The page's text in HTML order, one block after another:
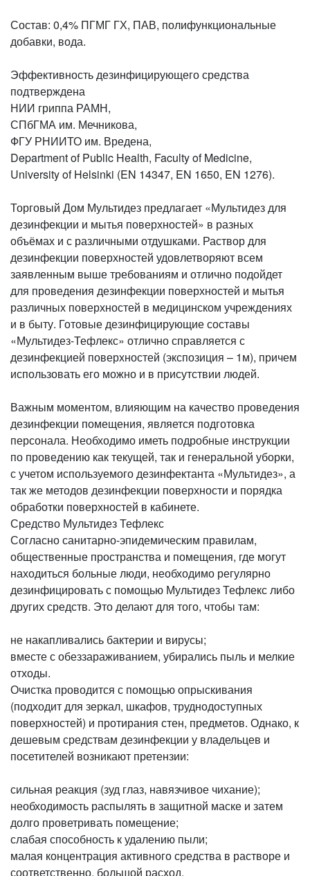
Состав: 0,4% ПГМГ ГХ, ПАВ, полифункциональные
добавки, вода.
Эффективность дезинфицирующего средства
подтверждена
НИИ гриппа РАМН,
СПбГМА им. Мечникова,
ФГУ РНИИТО им. Вредена,
Department of Public Health, Faculty of Medicine,
University of Helsinki (EN 14347, EN 1650, EN 1276).
Торговый Дом Мультидез предлагает «Мультидез для
дезинфекции и мытья поверхностей» в разных
объёмах и с различными отдушками. Раствор для
дезинфекции поверхностей удовлетворяют всем
заявленным выше требованиям и отлично подойдет
для проведения дезинфекции поверхностей и мытья
различных поверхностей в медицинском учреждениях
и в быту. Готовые дезинфицирующие составы
«Мультидез-Тефлекс» отлично справляется с
дезинфекцией поверхностей (экспозиция – 1м), причем
использовать его можно и в присутствии людей.
Важным моментом, влияющим на качество проведения
дезинфекции помещения, является подготовка
персонала. Необходимо иметь подробные инструкции
по проведению как текущей, так и генеральной уборки,
с учетом используемого дезинфектанта «Мультидез», а
так же методов дезинфекции поверхности и порядка
обработки поверхностей в кабинете.
Средство Мультидез Тефлекс
Согласно санитарно-эпидемическим правилам,
общественные пространства и помещения, где могут
находиться больные люди, необходимо регулярно
дезинфицировать с помощью Мультидез Тефлекс либо
других средств. Это делают для того, чтобы там:
не накапливались бактерии и вирусы;
вместе с обеззараживанием, убирались пыль и мелкие
отходы.
Очистка проводится с помощью опрыскивания
(подходит для зеркал, шкафов, труднодоступных
поверхностей) и протирания стен, предметов. Однако, к
дешевым средствам дезинфекции у владельцев и
посетителей возникают претензии:
сильная реакция (зуд глаз, навязчивое чихание);
необходимость распылять в защитной маске и затем
долго проветривать помещение;
слабая способность к удалению пыли;
малая концентрация активного средства в растворе и
соответственно, большой расход.